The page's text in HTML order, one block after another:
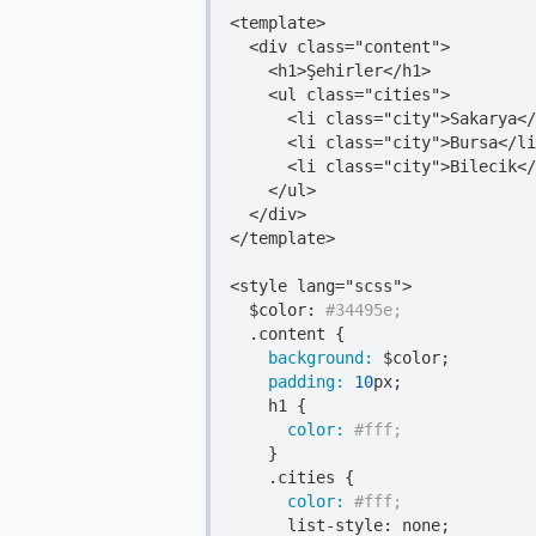
<template>
<div class="content">
<h1>Şehirler</h1>
<ul class="cities">
<li class="city">Sakarya
<li class="city">Bursa</
<li class="city">Bilecik
</ul>
</div>
</template>
<style lang="scss">
  $color:
#34495e;
  .
content
    background:
    padding:
10px;
h1
      color:
#fff;
    }
    .
cities
      color:
#fff;
      list-style: none;